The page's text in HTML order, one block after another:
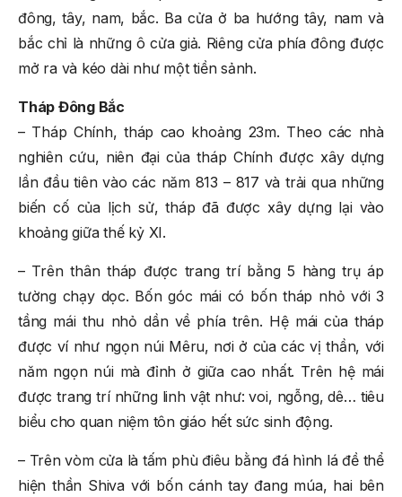
đông, tây, nam, bắc. Ba cửa ở ba hướng tây, nam và
bắc chỉ là những ô cửa giả. Riêng cửa phía đông được
mở ra và kéo dài như một tiền sảnh.
Tháp Đông Bắc
– Tháp Chính, tháp cao khoảng 23m. Theo các nhà
nghiên cứu, niên đại của tháp Chính được xây dựng
lần đầu tiên vào các năm 813 – 817 và trải qua những
biến cố của lịch sử, tháp đã được xây dựng lại vào
khoảng giữa thế kỷ XI.
– Trên thân tháp được trang trí bằng 5 hàng trụ áp
tường chạy dọc. Bốn góc mái có bốn tháp nhỏ với 3
tầng mái thu nhỏ dần về phía trên. Hệ mái của tháp
được ví như ngọn núi Mêru, nơi ở của các vị thần, với
năm ngọn núi mà đỉnh ở giữa cao nhất. Trên hệ mái
được trang trí những linh vật như: voi, ngỗng, dê… tiêu
biểu cho quan niệm tôn giáo hết sức sinh động.
– Trên vòm cửa là tấm phù điêu bằng đá hình lá đề thể
hiện thần Shiva với bốn cánh tay đang múa, hai bên